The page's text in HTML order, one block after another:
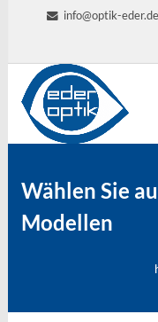
info@optik-eder.de
Wählen Sie
Modellen